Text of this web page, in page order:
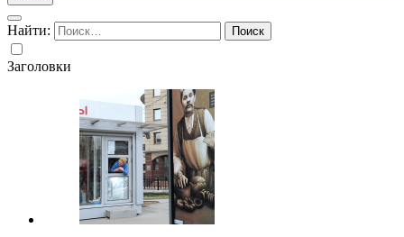
Найти:
Заголовки